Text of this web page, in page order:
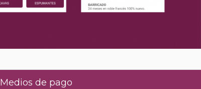
Medios de pago